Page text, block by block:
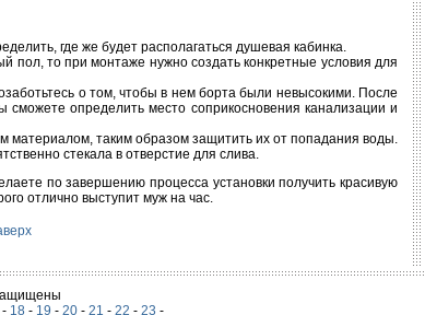
где же будет располагаться душевая кабинка.
пол, то при монтаже нужно создать конкретные условия для
о том, чтобы в нем борта были невысокими. После
сможете определить место соприкосновения канализации и
таким образом защитить их от попадания воды.
стекала в отверстие для слива.
по завершению процесса установки получить красивую
отлично выступит муж на час.
- 18- 19 - 20- 21 - 22 - 23 -